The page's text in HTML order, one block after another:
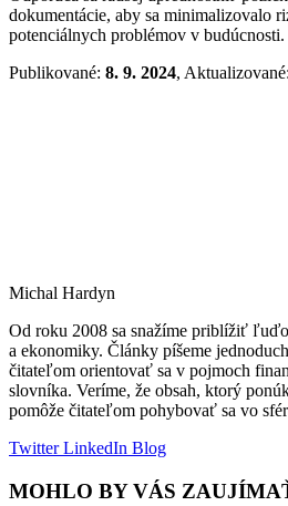
dokumentácie, aby sa minimalizovalo
potenciálnych problémov v budúcnosti.
Publikované: 8. 9. 2024, Aktualizované:
Michal Hardyn
Od roku 2008 sa snažíme priblížiť
a ekonomiky. Články píšeme
čitateľom orientovať sa v pojmoch
slovníka. Veríme, že obsah, ktorý
pomôže čitateľom pohybovať sa vo
TwitterLinkedIn Blog
MOHLO BY VÁS